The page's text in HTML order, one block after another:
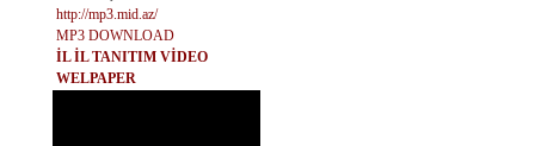
http://mp3.mid.az/
MP3 DOWNLOAD
İL İL TANITIM VİDEO
WELPAPER